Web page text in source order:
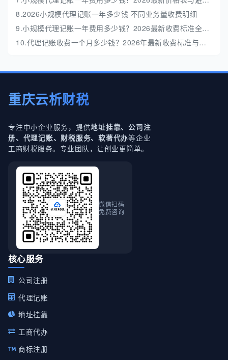
8.2026小规模代理记账一年多少钱 不同业务量收费明细
9.小规模代理记账一年费用多少钱？2026最新收费标准全解析
10.代理记账收费一个月多少钱？2026年最新收费标准与避坑指南
重庆云析财税
专注中小企业服务，提供地址挂靠、公司注
册、代理记账、财税服务、软著代办等企业
工商财税服务。专业团队，让创业更简单。
微信扫码
免费咨询
核心服务
公司注册
代理记账
地址挂靠
工商代办
商标注册